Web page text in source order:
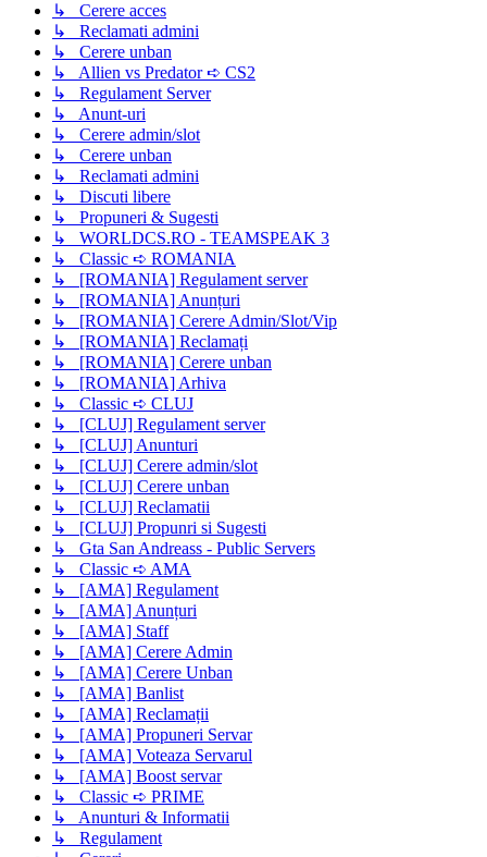
↳ Cerere acces
↳ Reclamati admini
↳ Cerere unban
↳ Allien vs Predator ➪ CS2
↳ Regulament Server
↳ Anunt-uri
↳ Cerere admin/slot
↳ Cerere unban
↳ Reclamati admini
↳ Discuti libere
↳ Propuneri & Sugesti
↳ WORLDCS.RO - TEAMSPEAK 3
↳ Classic ➪ ROMANIA
↳ [ROMANIA] Regulament server
↳ [ROMANIA] Anunțuri
↳ [ROMANIA] Cerere Admin/Slot/Vip
↳ [ROMANIA] Reclamați
↳ [ROMANIA] Cerere unban
↳ [ROMANIA] Arhiva
↳ Classic ➪ CLUJ
↳ [CLUJ] Regulament server
↳ [CLUJ] Anunturi
↳ [CLUJ] Cerere admin/slot
↳ [CLUJ] Cerere unban
↳ [CLUJ] Reclamatii
↳ [CLUJ] Propunri si Sugesti
↳ Gta San Andreass - Public Servers
↳ Classic ➪ AMA
↳ [AMA] Regulament
↳ [AMA] Anunțuri
↳ [AMA] Staff
↳ [AMA] Cerere Admin
↳ [AMA] Cerere Unban
↳ [AMA] Banlist
↳ [AMA] Reclamații
↳ [AMA] Propuneri Servar
↳ [AMA] Voteaza Servarul
↳ [AMA] Boost servar
↳ Classic ➪ PRIME
↳ Anunturi & Informatii
↳ Regulament